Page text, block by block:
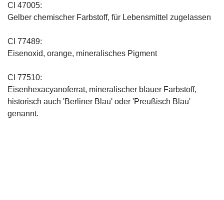
CI 47005:
Gelber chemischer Farbstoff, für Lebensmittel zugelassen
CI 77489:
Eisenoxid, orange, mineralisches Pigment
CI 77510:
Eisenhexacyanoferrat, mineralischer blauer Farbstoff,
historisch auch 'Berliner Blau' oder 'Preußisch Blau'
genannt.